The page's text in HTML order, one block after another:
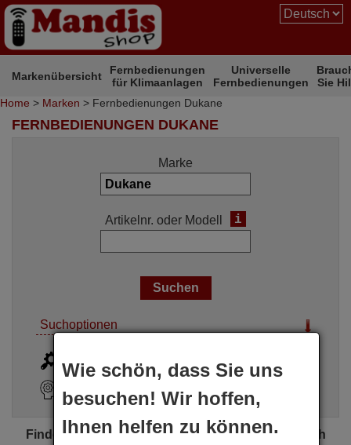
Markenübersicht
Fernbedienungen
für Klimaanlagen
Universelle
Fernbedienungen
Sie
Home > Marken > Fernbedienungen Dukane
FERNBEDIENUNGEN DUKANE
Marke
Artikelnr. oder Modell i
Suchoptionen
Suchassistent
Finde die perfekte Dukane-Fernbedienung für dich
Wie schön, dass Sie uns
besuchen! Wir hoffen,
Ihnen helfen zu können.